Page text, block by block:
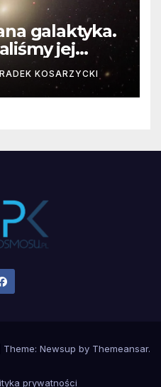
galaktyka.
jej
RADEK KOSARZYCKI
Theme: Newsup by Themeansar.
prywatności